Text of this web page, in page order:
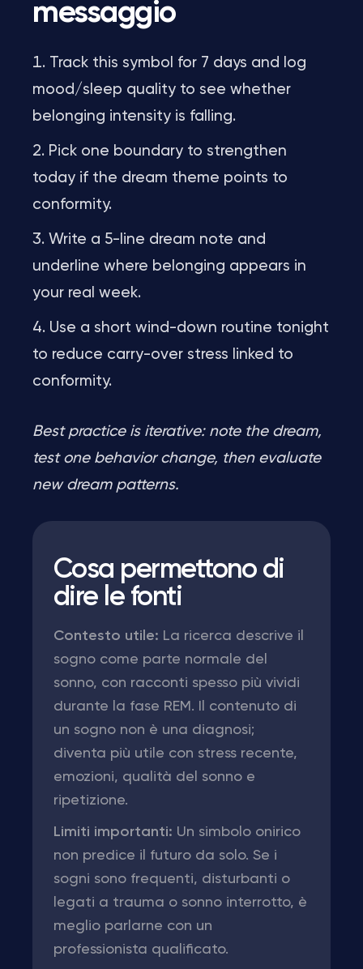
messaggio
Track this symbol for 7 days and log
mood/sleep quality to see whether
belonging intensity is falling.
Pick one boundary to strengthen
today if the dream theme points to
conformity.
Write a 5-line dream note and
underline where belonging appears in
your real week.
Use a short wind-down routine tonight
to reduce carry-over stress linked to
conformity.
Best practice is iterative: note the dream,
test one behavior change, then evaluate
new dream patterns.
Cosa permettono di
dire le fonti
Contesto utile: La ricerca descrive il
sogno come parte normale del
sonno, con racconti spesso più vividi
durante la fase REM. Il contenuto di
un sogno non è una diagnosi;
diventa più utile con stress recente,
emozioni, qualità del sonno e
ripetizione.
Limiti importanti: Un simbolo onirico
non predice il futuro da solo. Se i
sogni sono frequenti, disturbanti o
legati a trauma o sonno interrotto, è
meglio parlarne con un
professionista qualificato.